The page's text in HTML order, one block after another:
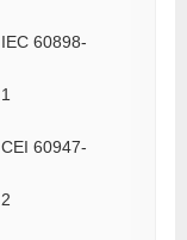
IEC 60898-
1
CEI 60947-
2